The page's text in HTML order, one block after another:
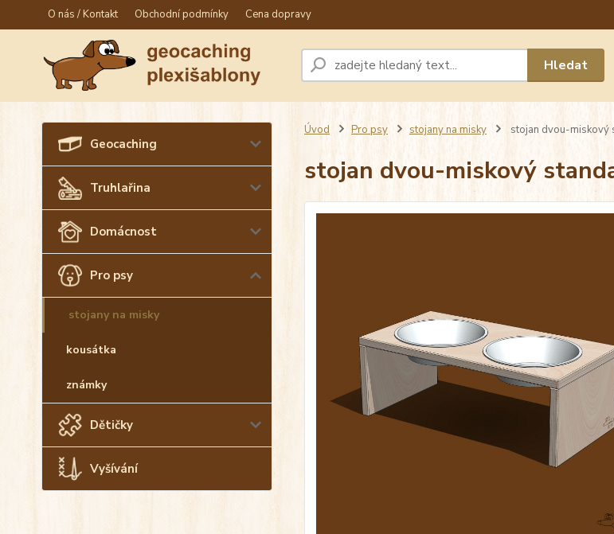
O nás / Kontakt Obchodní podmínky Cena dopravy
Hledat
Geocaching
Truhlařina
Domácnost
Pro psy
stojany na misky
kousátka
známky
Dětičky
Vyšívání
Úvod Pro psy stojany na misky stojan dvou-miskový
stojan dvou-miskový